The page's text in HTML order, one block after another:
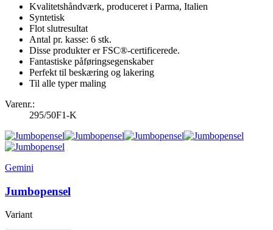
Kvalitetshåndværk, produceret i Parma, Italien
Syntetisk
Flot slutresultat
Antal pr. kasse: 6 stk.
Disse produkter er FSC®-certificerede.
Fantastiske påføringsegenskaber
Perfekt til beskæring og lakering
Til alle typer maling
Varenr.:
295/50F1-K
Gemini
Jumbopensel
Variant